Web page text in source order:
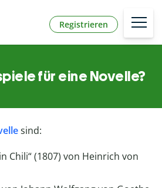
Registrieren
für eine Novelle?
sind:
Chili“ (1807) von Heinrich von